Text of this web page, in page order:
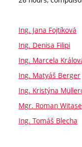
Ing. Jana Fojtíková
Ing. Denisa Filipi
Ing. Marcela
Ing. Matyáš Berger
Ing. Kristýna
Mgr. Roman
Ing. Tomáš Blecha